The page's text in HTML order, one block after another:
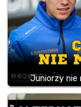
Juniorzy nie